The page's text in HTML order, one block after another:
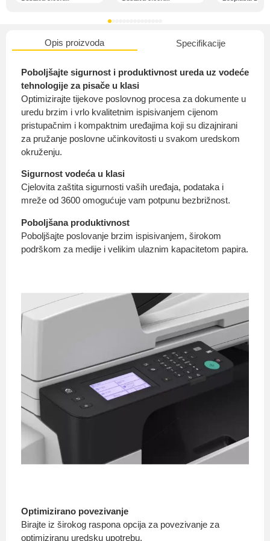
Opis proizvoda Specifikacije
Poboljšajte sigurnost i produktivnost ureda uz vodeće
tehnologije za pisače u klasi
Optimizirajte tijekove poslovnog procesa za dokumente u
uredu brzim i vrlo kvalitetnim ispisivanjem cijenom
pristupačnim i kompaktnim uređajima koji su dizajnirani
za pružanje poslovne učinkovitosti u svakom uredskom
okruženju.
Sigurnost vodeća u klasi
Cjelovita zaštita sigurnosti vaših uređaja, podataka i
mreže od 3600 omogućuje vam potpunu bezbrižnost.
Poboljšana produktivnost
Poboljšajte poslovanje brzim ispisivanjem, širokom
podrškom za medije i velikim ulaznim kapacitetom papira.
Optimizirano povezivanje
Birajte iz širokog raspona opcija za povezivanje za
optimiziranu uredsku upotrebu.
O nama
Privatnost kupca
Uvjeti i odredbe